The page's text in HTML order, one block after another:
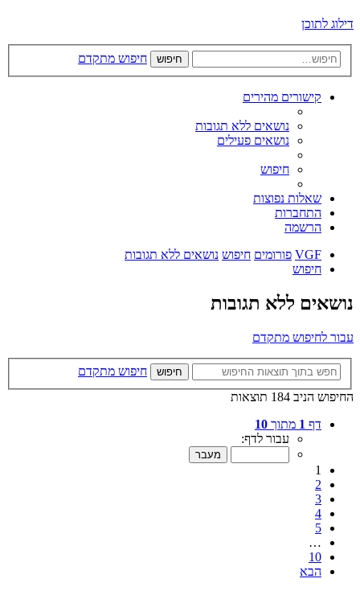
דילוג לתוכן
חיפוש חיפוש מתקדם
קישורים מהירים
נושאים ללא תגובות
נושאים פעילים
חיפוש
שאלות נפוצות
התחברות
הרשמה
VGF פורומים חיפוש נושאים ללא תגובות
חיפוש
נושאים ללא תגובות
עבור לחיפוש מתקדם
חיפוש
חיפוש מתקדם
החיפוש הניב 184 תוצאות
דף 1 מתוך 10
עבור לדף:
1
2
3
4
5
…
10
הבא